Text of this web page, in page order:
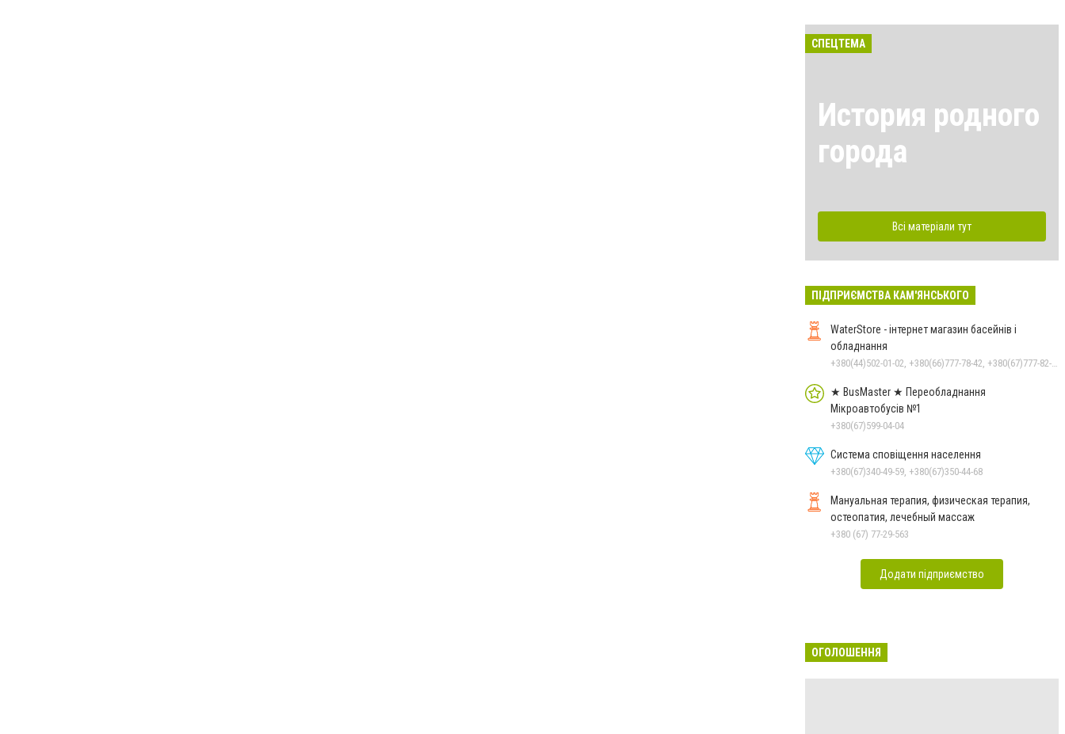
СПЕЦТЕМА
История родного
города
Всі матеріали тут
ПІДПРИЄМСТВА КАМ'ЯНСЬКОГО
WaterStore - інтернет магазин басейнів і
обладнання
★ BusMaster ★ Переобладнання
Мікроавтобусів №1
+380(67)599-04-04
Система сповіщення населення
+380(67)340-49-59, +380(67)350-44-68
Мануальная терапия, физическая терапия,
остеопатия, лечебный массаж
+380 (67) 77-29-563
Додати підприємство
ОГОЛОШЕННЯ